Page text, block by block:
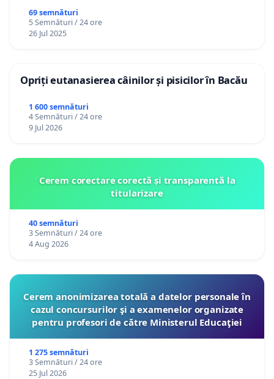
69 semnături
5 Semnături / 24 ore
26 Jul 2025
Opriți eutanasierea câinilor și pisicilor în Bacău
1 600 semnături
4 Semnături / 24 ore
9 Jul 2026
Cerem corectare corectă și transparentă la
titularizare
40 semnături
3 Semnături / 24 ore
4 Aug 2026
Cerem anonimizarea totală a datelor personale în
cazul concursurilor şi a examenelor organizate
pentru profesori de către Ministerul Educaţiei
1 275 semnături
3 Semnături / 24 ore
25 Jul 2026